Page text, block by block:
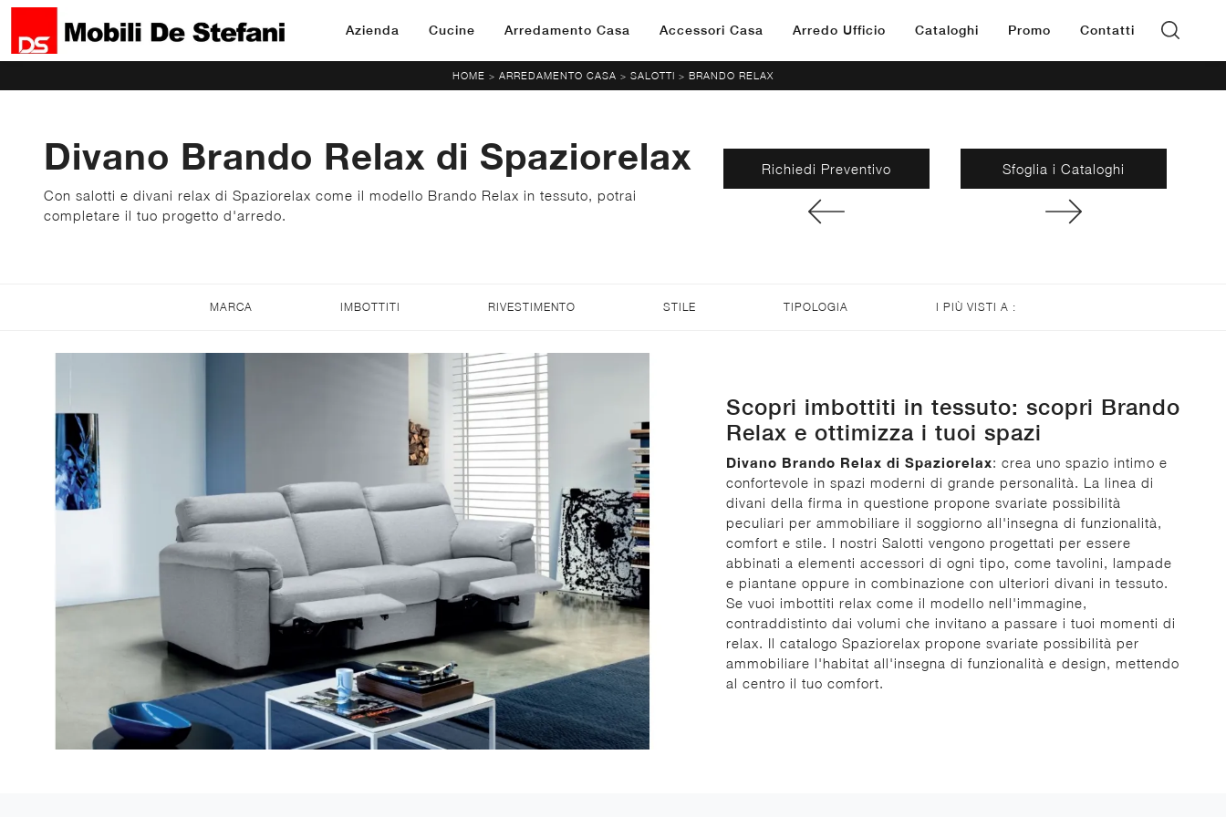
Azienda Cucine Arredamento Casa Accessori Casa Arredo Ufficio Cataloghi Promo Contatti
HOME > ARREDAMENTO CASA > SALOTTI > BRANDO RELAX
Divano Brando Relax di Spaziorelax
Con salotti e divani relax di Spaziorelax come il modello Brando Relax in tessuto, potrai
completare il tuo progetto d'arredo.
Richiedi Preventivo Sfoglia i Cataloghi
MARCA IMBOTTITI RIVESTIMENTO STILE TIPOLOGIA I PIÙ VISTI A :
Scopri imbottiti in tessuto: scopri Brando
Relax e ottimizza i tuoi spazi
Divano Brando Relax di Spaziorelax: crea uno spazio intimo e
confortevole in spazi moderni di grande personalità. La linea di
divani della firma in questione propone svariate possibilità
peculiari per ammobiliare il soggiorno all'insegna di funzionalità,
comfort e stile. I nostri Salotti vengono progettati per essere
abbinati a elementi accessori di ogni tipo, come tavolini, lampade
e piantane oppure in combinazione con ulteriori divani in tessuto.
Se vuoi imbottiti relax come il modello nell'immagine,
contraddistinto dai volumi che invitano a passare i tuoi momenti di
relax. Il catalogo Spaziorelax propone svariate possibilità per
ammobiliare l'habitat all'insegna di funzionalità e design, mettendo
al centro il tuo comfort.